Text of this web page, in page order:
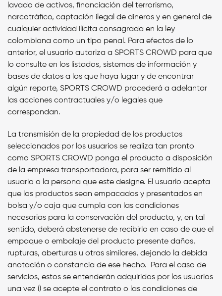
lavado de activos, financiación del terrorismo,
narcotráfico, captación ilegal de dineros y en general de
cualquier actividad ilícita consagrada en la ley
colombiana como un tipo penal. Para efectos de lo
anterior, el usuario autoriza a SPORTS CROWD para que
lo consulte en los listados, sistemas de información y
bases de datos a los que haya lugar y de encontrar
algún reporte, SPORTS CROWD procederá a adelantar
las acciones contractuales y/o legales que
correspondan.
La transmisión de la propiedad de los productos
seleccionados por los usuarios se realiza tan pronto
como SPORTS CROWD ponga el producto a disposición
de la empresa transportadora, para ser remitido al
usuario o la persona que este designe. El usuario acepta
que los productos sean empacados y presentados en
bolsa y/o caja que cumpla con las condiciones
necesarias para la conservación del producto, y, en tal
sentido, deberá abstenerse de recibirlo en caso de que el
empaque o embalaje del producto presente daños,
rupturas, aberturas u otras similares, dejando la debida
anotación o constancia de ese hecho. Para el caso de
servicios, estos se entenderán adquiridos por los usuarios
una vez i) se acepte el contrato o las condiciones de